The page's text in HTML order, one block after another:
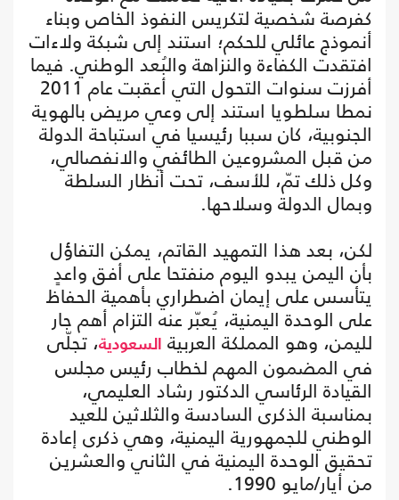
كفرصة شخصية لتكريس النفوذ الخاص وبناء
أنموذج عائلي للحكم؛ استند إلى شبكة ولاءات
افتقدت الكفاءة والنزاهة والبُعد الوطني. فيما
أفرزت سنوات التحول التي أعقبت عام 2011
نمطا سلطويا استند إلى وعي مريض بالهوية
الجنوبية، كان سببا رئيسيا في استباحة الدولة
من قبل المشروعين الطائفي والانفصالي،
وكل ذلك تمّ، للأسف، تحت أنظار السلطة
وبمال الدولة وسلاحها.
لكن، بعد هذا التمهيد القاتم، يمكن التفاؤل
بأن اليمن يبدو اليوم منفتحا على أفق واعدٍ
يتأسس على إيمان اضطراري بأهمية الحفاظ
على الوحدة اليمنية، يُعبّر عنه التزام أهم جار
لليمن، وهو المملكة العربية السعودية، تجلّى
في المضمون المهم لخطاب رئيس مجلس
القيادة الرئاسي الدكتور رشاد العليمي،
بمناسبة الذكرى السادسة والثلاثين للعيد
الوطني للجمهورية اليمنية، وهي ذكرى إعادة
تحقيق الوحدة اليمنية في الثاني والعشرين
من أيار/مايو 1990.